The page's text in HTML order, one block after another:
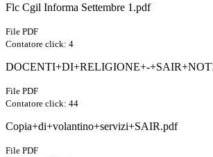
Flc Cgil Informa Settembre 1.pdf
File PDF
Contatore click: 4
DOCENTI+DI+RELIGIONE+-
File PDF
Contatore click: 44
Copia+di+volantino+servizi+SAIR.pdf
File PDF